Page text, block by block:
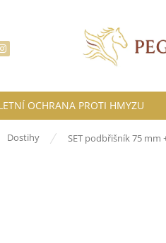
OCHRANA PROTI HMYZU
Dostihy SET podbřišník 75 mm